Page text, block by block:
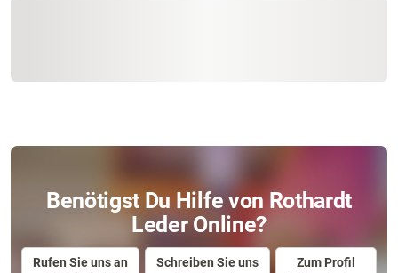
Benötigst Du Hilfe von Rothardt
Leder Online?
Rufen Sie uns an
Schreiben Sie uns
Zum Profil